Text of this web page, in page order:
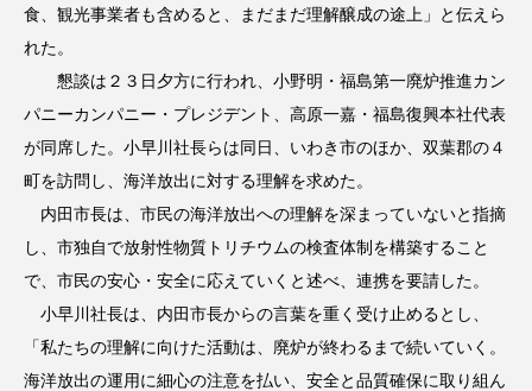
食、観光事業者も含めると、まだまだ理解醸成の途上」と伝えら
れた。
懇談は２３日夕方に行われ、小野明・福島第一廃炉推進カン
パニーカンパニー・プレジデント、高原一嘉・福島復興本社代表
が同席した。小早川社長らは同日、いわき市のほか、双葉郡の４
町を訪問し、海洋放出に対する理解を求めた。
内田市長は、市民の海洋放出への理解を深まっていないと指摘
し、市独自で放射性物質トリチウムの検査体制を構築すること
で、市民の安心・安全に応えていくと述べ、連携を要請した。
小早川社長は、内田市長からの言葉を重く受け止めるとし、
「私たちの理解に向けた活動は、廃炉が終わるまで続いていく。
海洋放出の運用に細心の注意を払い、安全と品質確保に取り組ん